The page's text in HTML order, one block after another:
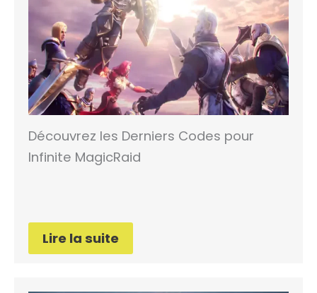
Découvrez les Derniers Codes pour
Infinite MagicRaid
Lire la suite